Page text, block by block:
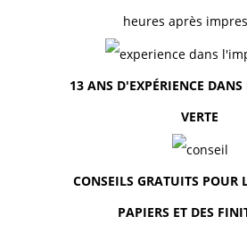
heures après
13 ANS D'EXPÉRIENCE DANS
VERTE
CONSEILS GRATUITS POUR
PAPIERS ET DES